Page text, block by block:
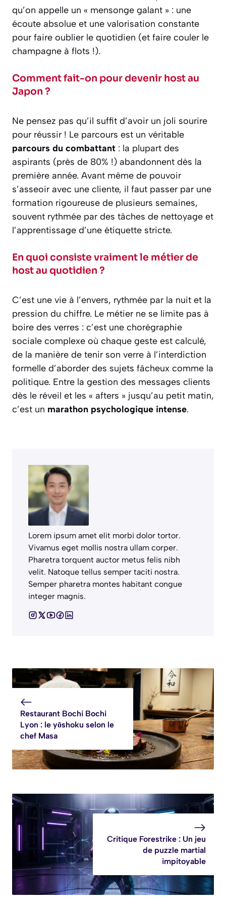
qu’on appelle un « mensonge galant » : une
écoute absolue et une valorisation constante
pour faire oublier le quotidien (et faire couler le
champagne à flots !).
Comment fait-on pour devenir host au
Japon ?
Ne pensez pas qu’il suffit d’avoir un joli sourire
pour réussir ! Le parcours est un véritable
parcours du combattant : la plupart des
aspirants (près de 80% !) abandonnent dès la
première année. Avant même de pouvoir
s’asseoir avec une cliente, il faut passer par une
formation rigoureuse de plusieurs semaines,
souvent rythmée par des tâches de nettoyage et
l’apprentissage d’une étiquette stricte.
En quoi consiste vraiment le métier de
host au quotidien ?
C’est une vie à l’envers, rythmée par la nuit et la
pression du chiffre. Le métier ne se limite pas à
boire des verres : c’est une chorégraphie
sociale complexe où chaque geste est calculé,
de la manière de tenir son verre à l’interdiction
formelle d’aborder des sujets fâcheux comme la
politique. Entre la gestion des messages clients
dès le réveil et les « afters » jusqu’au petit matin,
c’est un marathon psychologique intense.
Lorem ipsum amet elit morbi dolor tortor.
Vivamus eget mollis nostra ullam corper.
Pharetra torquent auctor metus felis nibh
velit. Natoque tellus semper taciti nostra.
Semper pharetra montes habitant congue
integer magnis.
Restaurant Bochi Bochi
Lyon : le yōshoku selon le
chef Masa
Critique Forestrike : Un jeu
de puzzle martial
impitoyable